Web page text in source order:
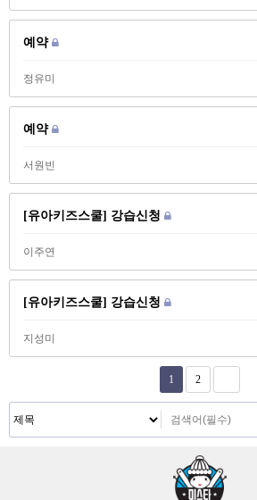
예약
정유미
예약
서원빈
[유아키즈스쿨] 강습신청
이주연
[유아키즈스쿨] 강습신청
지성미
1 2